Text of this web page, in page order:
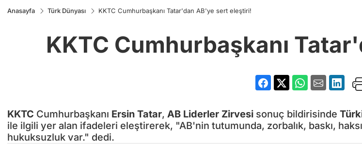
Anasayfa Türk Dünyası KKTC Cumhurbaşkanı Tatar'dan AB'ye sert eleştiri!
KKTC Cumhurbaşkanı
KKTC Cumhurbaşkanı Ersin Tatar, AB Liderler Zirvesi sonuç bildirisinde
ile ilgili yer alan ifadeleri eleştirerek, "AB'nin tutumunda, zorbalık, baskı,
hukuksuzluk var." dedi.